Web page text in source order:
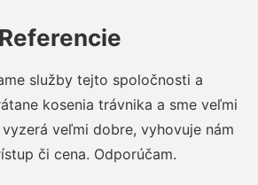
Referencie
služby tejto spoločnosti a
kosenia trávnika a sme veľmi
veľmi dobre, vyhovuje nám
či cena. Odporúčam.